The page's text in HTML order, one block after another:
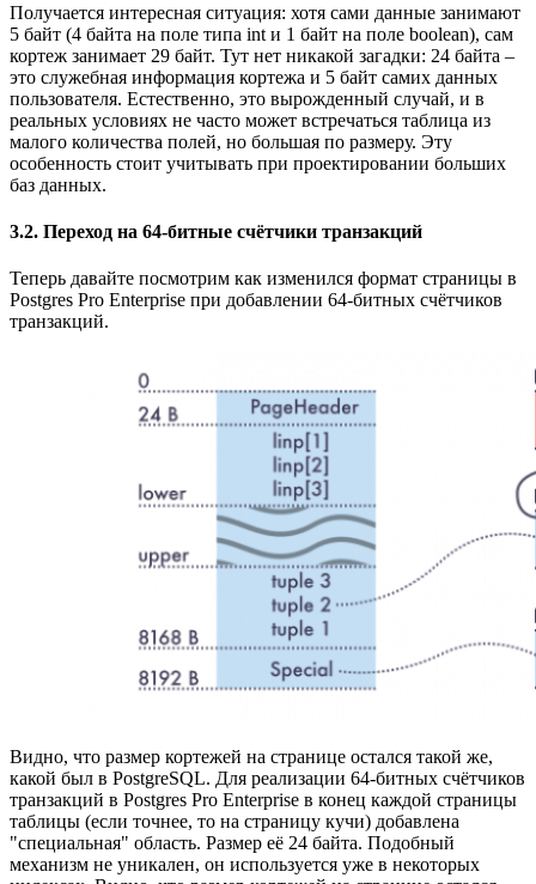
Получается интересная ситуация: хотя сами данные занимают
5 байт (4 байта на поле типа int и 1 байт на поле boolean), сам
кортеж занимает 29 байт. Тут нет никакой загадки: 24 байта –
это служебная информация кортежа и 5 байт самих данных
пользователя. Естественно, это вырожденный случай, и в
реальных условиях не часто может встречаться таблица из
малого количества полей, но большая по размеру. Эту
особенность стоит учитывать при проектировании больших
баз данных.
3.2. Переход на 64-битные счётчики транзакций
Теперь давайте посмотрим как изменился формат страницы в
Postgres Pro Enterprise при добавлении 64-битных счётчиков
транзакций.
Видно, что размер кортежей на странице остался такой же,
какой был в PostgreSQL. Для реализации 64-битных счётчиков
транзакций в Postgres Pro Enterprise в конец каждой страницы
таблицы (если точнее, то на страницу кучи) добавлена
"специальная" область. Размер её 24 байта. Подобный
механизм не уникален, он используется уже в некоторых